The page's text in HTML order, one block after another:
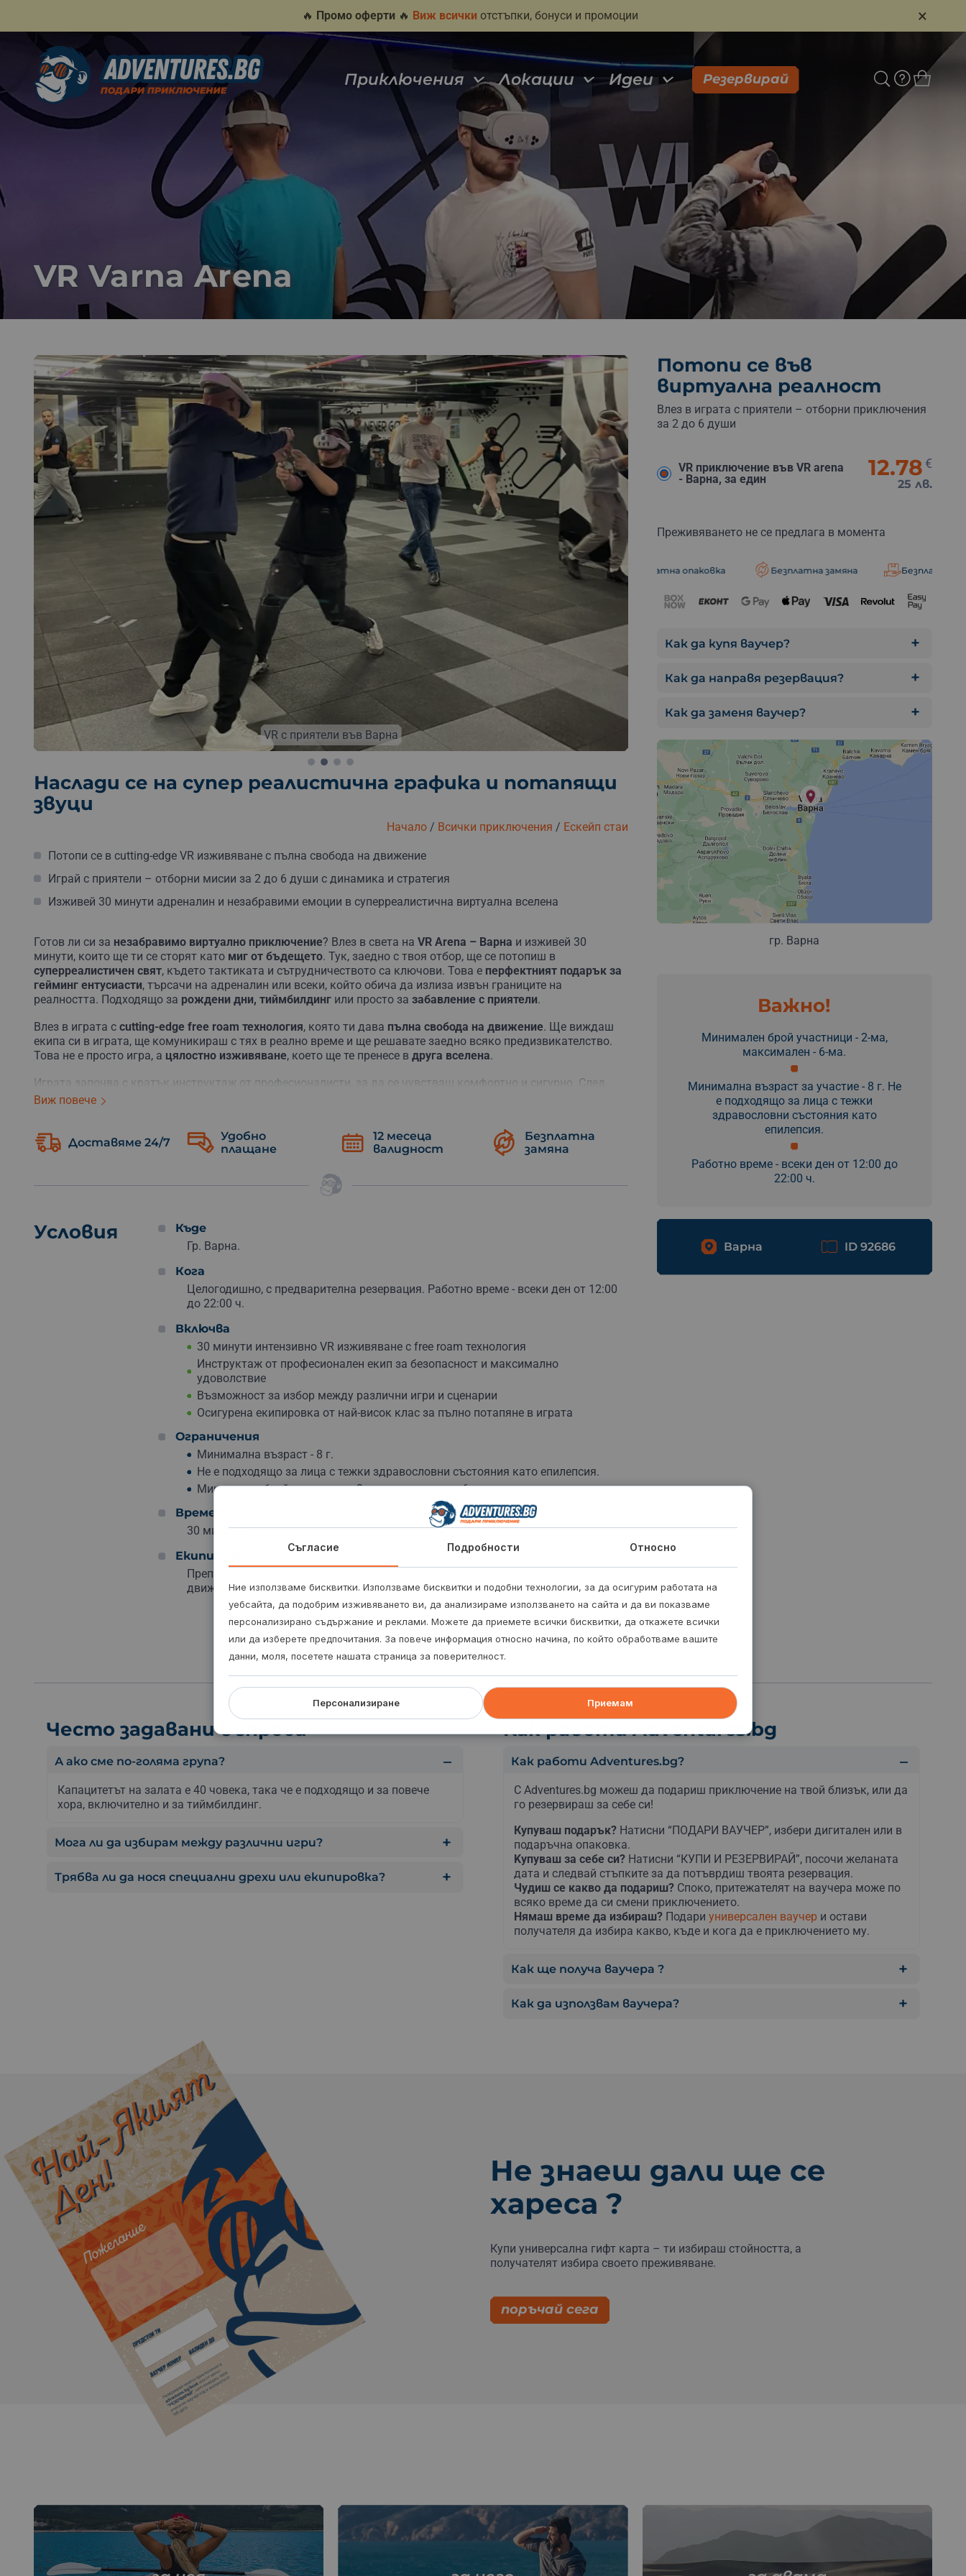
🔥 Промо оферти 🔥 Виж всички отстъпки, бонуси и промоции ×
Приключения Локации Идеи Резервирай
VR Varna Arena
VR с приятели във Варна
Наслади се на супер реалистична графика и потапящи
звуци
Начало/ Всички приключения / Ескейп стаи
Потопи се в cutting-edge VR изживяване с пълна свобода на движение
Играй с приятели – отборни мисии за 2 до 6 души с динамика и стратегия
Изживей 30 минути адреналин и незабравими емоции в суперреалистична виртуална вселена
Готов ли си за незабравимо виртуално приключение? Влез в света на VR Arena – Варна и изживей 30
минути, които ще ти се сторят като миг от бъдещето. Тук, заедно с твоя отбор, ще се потопиш в
суперреалистичен свят, където тактиката и сътрудничеството са ключови. Това е перфектният подарък за
гейминг ентусиасти, търсачи на адреналин или всеки, който обича да излиза извън границите на
реалността. Подходящо за рождени дни, тиймбилдинг или просто за забавление с приятели.
Влез в играта с cutting-edge free roam технология, която ти дава пълна свобода на движение. Ще виждаш
екипа си в играта, ще комуникираш с тях в реално време и ще решавате заедно всяко предизвикателство.
Това не е просто игра, а цялостно изживяване, което ще те пренесе в друга вселена.
Играта започва с кратък инструктаж от професионалисти, за да се чувстваш комфортно и сигурно. След
това получаваш специална
Графиката е толкова
реалистична , а звуците – толкова потапящи, че всяко твое движение се усеща като
– за теб или за
Виж повече
Доставяме 24/7
Удобно
плащане
12 месеца
валидност
Безплатна
замяна
Условия
Къде
Гр. Варна.
Кога
Целогодишно, с предварителна резервация. Работно време - всеки ден от 12:00
до 22:00 ч.
Включва
30 минути интензивно VR изживяване с free roam технология
Инструктаж от професионален екип за безопасност и максимално
удоволствие
Възможност за избор между различни игри и сценарии
Осигурена екипировка от най-висок клас за пълно потапяне в играта
Ограничения
Минимална възраст - 8 г.
Не е подходящо за лица с тежки здравословни състояния като епилепсия.
Минимален брой участници - 2-ма, максимален - 6-ма.
Времетраене
30 минути.
Екипировка
Препоръчително е да бъдеш с удобни дрехи и обувки, подходящи за активни
движения.
Потопи се във
виртуална реалност
Влез в играта с приятели – отборни приключения
за 2 до 6 души
VR приключение във VR arena
- Варна, за един
12.78 €
25 лв.
Преживяването не се предлага в момента
Безплатна опаковка Безплатна замяна Безплатна доставка Безплатна опаковка Безплатна замяна Безплатна доставка
Как да купя ваучер?
Как да направя резервация?
Как да заменя ваучер?
гр. Варна
Важно!
Минимален брой участници - 2-ма,
максимален - 6-ма.
Минимална възраст за участие - 8 г. Не
е подходящо за лица с тежки
здравословни състояния като
епилепсия.
Работно време - всеки ден от 12:00 до
22:00 ч.
Варна ID 92686
Често задавани въпроси
А ако сме по-голяма група?
Капацитетът на залата е 40 човека, така че е подходящо и за повече
хора, включително и за тиймбилдинг.
Мога ли да избирам между различни игри?
Трябва ли да нося специални дрехи или екипировка?
Kак работи Adventures.bg
Как работи Adventures.bg?
С Adventures.bg можеш да подариш приключение на твой близък, или да
го резервираш за себе си!
Купуваш подарък? Натисни “ПОДАРИ ВАУЧЕР”, избери дигитален или в
подаръчна опаковка.
Kупуваш за себе си? Натисни “КУПИ И РЕЗЕРВИРАЙ”, посочи желаната
дата и следвай стъпките за да потъврдиш твоята резервация.
Чудиш се какво да подариш? Споко, притежателят на ваучера може по
всяко време да си смени приключението.
Нямаш време да избираш? Подари универсален ваучери остави
получателя да избира какво, къде и кога да е приключението му.
Как ще получа ваучера ?
Как да използвам ваучера?
Не знаеш дали ще се
хареса ?
Купи универсална гифт карта – ти избираш стойността, а
получателят избира своето преживяване.
поръчай сега
Съгласие Подробности Относно
Ние използваме бисквитки. Използваме бисквитки и подобни технологии, за да осигурим работата на
уебсайта, да подобрим изживяването ви, да анализираме използването на сайта и да ви показваме
персонализирано съдържание и реклами. Можете да приемете всички бисквитки, да откажете всички
или да изберете предпочитания. За повече информация относно начина, по който обработваме вашите
данни, моля, посетете нашата страница за поверителност.
Персонализиране Приемам